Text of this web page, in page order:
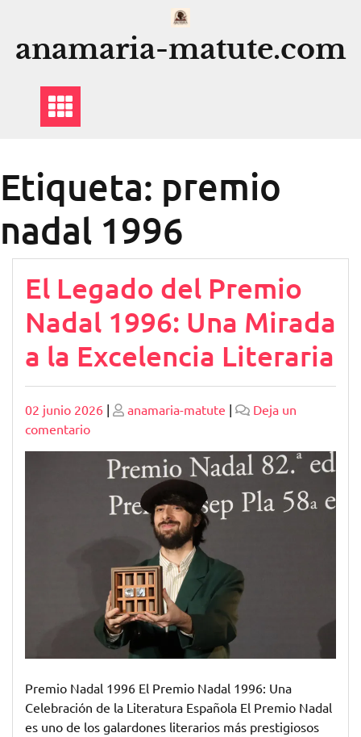
contenido
anamaria-matute.com
Etiqueta: premio
nadal 1996
El Legado del Premio
Nadal 1996: Una Mirada
a la Excelencia Literaria
Publicado
02 junio 2026 | Publicado
anamaria-matute |
Deja un
comentarioen
El
Legado
Premio
Una
Mirada
la
Excelencia
Literaria
Premio Nadal 1996 El Premio Nadal 1996: Una
Celebración de la Literatura Española El Premio Nadal
es uno de los galardones literarios más prestigiosos